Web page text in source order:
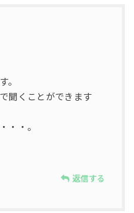
。
聞くことができます
・・。
返信する